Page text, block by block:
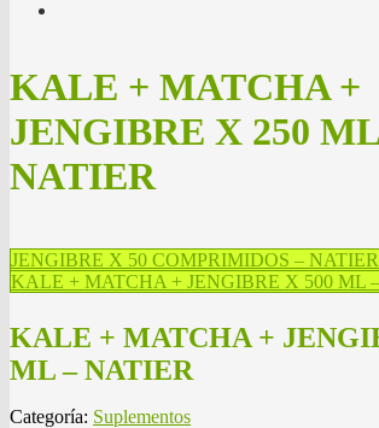
KALE + MATCHA +
JENGIBRE X 250
NATIER
JENGIBRE X 50 COMPRIMIDOS – NATIER
KALE + MATCHA + JENGIBRE X 500 ML
KALE + MATCHA +
ML – NATIER
Categoría: Suplementos